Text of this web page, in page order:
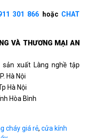
301 866 hoặcCHAT
VÀ THƯƠNG MẠI AN
xuất Làng nghề tập
Hà Nội
Hà Nội
Hòa Bình
cháy giá rẻ, cửa kính